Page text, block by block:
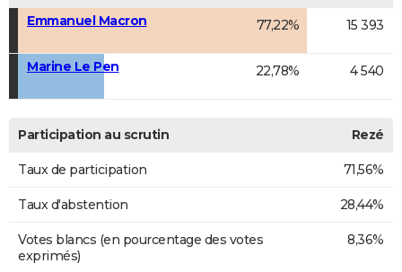
Emmanuel Macron
77,22% 15 393
Marine Le Pen 22,78% 4 540
Participation au scrutin Rezé
Taux de participation 71,56%
Taux d'abstention 28,44%
Votes blancs (en pourcentage des votes
exprimés)
8,36%